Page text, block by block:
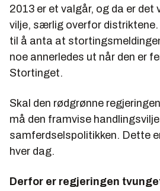
2013 er et valgår, og da er det
vilje, særlig overfor distriktene.
til å anta at
noe annerledes ut når den er
Stortinget.
Skal den rødgrønne
må den framvise
samferdselspolitikken. Dette
hver dag.
Derfor er regjeringen